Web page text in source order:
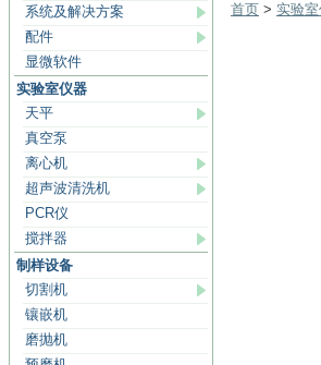
系统及解决方案
配件
显微软件
实验室仪器
天平
真空泵
离心机
超声波清洗机
PCR仪
搅拌器
制样设备
切割机
镶嵌机
磨抛机
首页 > 实验